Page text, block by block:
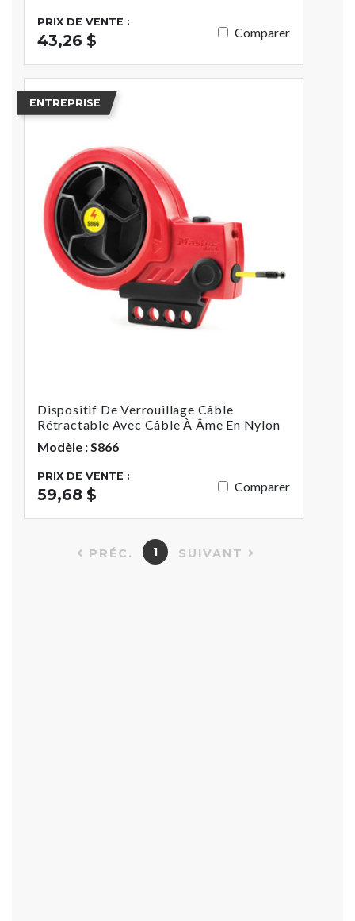
PRIX DE VENTE :
43,26 $ Comparer
ENTREPRISE
Dispositif De Verrouillage Câble
Rétractable Avec Câble À Âme En Nylon
Modèle : S866
PRIX DE VENTE :
59,68 $ Comparer
PRÉC. 1 SUIVANT